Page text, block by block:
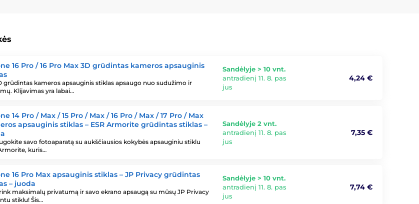
16 Pro / 16 Pro Max 3D grūdintas kameros apsauginis
grūdintas kameros apsauginis stiklas apsaugo nuo sudužimo ir
Klijavimas yra labai…
Sandėlyje > 10 vnt.
antradienį 11. 8. pas
jus
4,24 €
14 Pro / Max / 15 Pro / Max / 16 Pro / Max / 17 Pro / Max
apsauginis stiklas – ESR Armorite grūdintas stiklas –
savo fotoaparatą su aukščiausios kokybės apsauginiu stiklu
kuris…
Sandėlyje 2 vnt.
antradienį 11. 8. pas
jus
7,35 €
16 Pro Max apsauginis stiklas – JP Privacy grūdintas
– juoda
maksimalų privatumą ir savo ekrano apsaugą su mūsų JP Privacy
stiklu! Šis…
Sandėlyje > 10 vnt.
antradienį 11. 8. pas
jus
7,74 €